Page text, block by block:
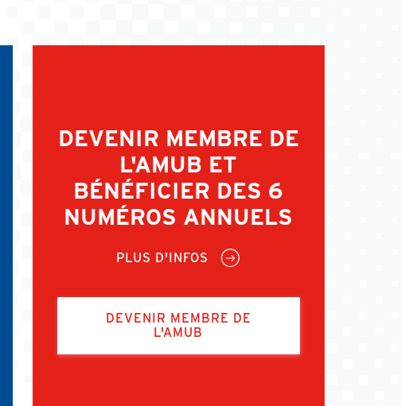
DEVENIR MEMBRE DE
L'AMUB ET
BÉNÉFICIER DES 6
NUMÉROS ANNUELS
PLUS D'INFOS
DEVENIR MEMBRE DE
L'AMUB